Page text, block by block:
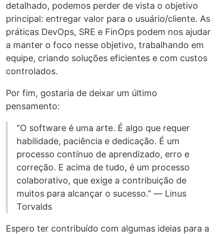
detalhado, podemos perder de vista o objetivo
principal: entregar valor para o usuário/cliente. As
práticas DevOps, SRE e FinOps podem nos ajudar
a manter o foco nesse objetivo, trabalhando em
equipe, criando soluções eficientes e com custos
controlados.
Por fim, gostaria de deixar um último
pensamento:
“O software é uma arte. É algo que requer
habilidade, paciência e dedicação. É um
processo contínuo de aprendizado, erro e
correção. E acima de tudo, é um processo
colaborativo, que exige a contribuição de
muitos para alcançar o sucesso.” — Linus
Torvalds
Espero ter contribuído com algumas ideias para a